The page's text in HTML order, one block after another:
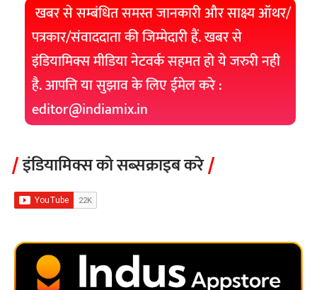
खबर से सम्बंधित समस्त जानकारी और साक्ष्य ऑथर/
पत्रकार/संवाददाता की जिम्मेदारी हैं. खबर से
इंडियामिक्स मीडिया नेटवर्क सहमत हो ये जरुरी नही
है. आपत्ति या सुझाव के लिए ईमेल करे :
editor@indiamix.in
इंडियामिक्स को सब्सक्राइब करे